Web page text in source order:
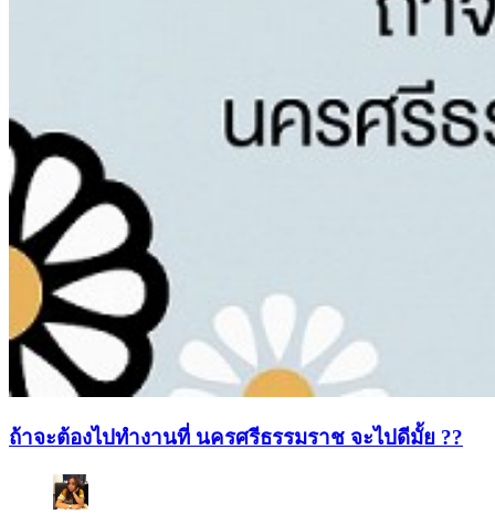
ถ้าจะต้องไปทำงานที่ นครศรีธรรมราช จะไปดีมั้ย ??